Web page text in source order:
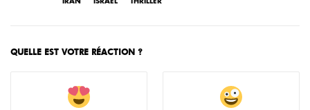
IRAN
ISRAEL THRILLER
QUELLE EST VOTRE RÉACTION ?